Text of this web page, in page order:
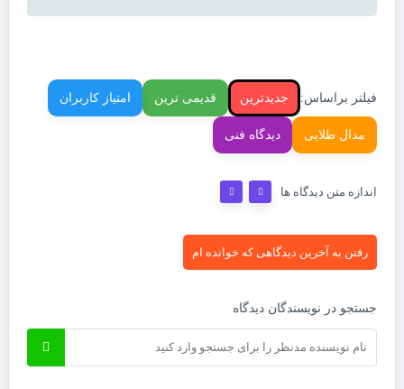
فیلتر براساس: جدیدترین قدیمی ترین امتیاز کاربران
مدال طلایی دیدگاه فنی
اندازه متن دیدگاه ها
رفتن به آخرین دیدگاهی که خوانده ام
جستجو در نویسندگان دیدگاه